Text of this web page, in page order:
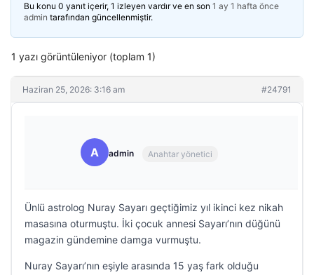
Bu konu 0 yanıt içerir, 1 izleyen vardır ve en son 1 ay 1 hafta önce
admin tarafından güncellenmiştir.
1 yazı görüntüleniyor (toplam 1)
Haziran 25, 2026: 3:16 am #24791
A admin Anahtar yönetici
Ünlü astrolog Nuray Sayarı geçtiğimiz yıl ikinci kez nikah
masasına oturmuştu. İki çocuk annesi Sayarı’nın düğünü
magazin gündemine damga vurmuştu.
Nuray Sayarı’nın eşiyle arasında 15 yaş fark olduğu